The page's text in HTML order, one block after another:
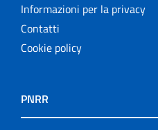
Informazioni per la privacy
Contatti
Cookie policy
PNRR